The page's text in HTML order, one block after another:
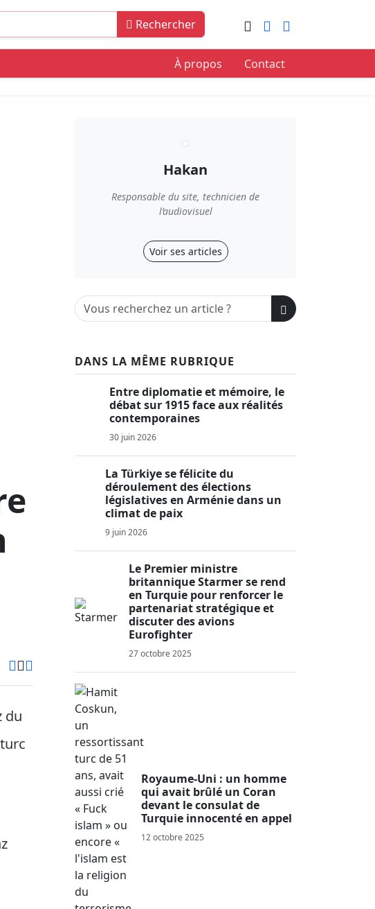
Rechercher
À propos Contact
du
Hakan
Responsable du site, technicien de
l’audiovisuel
Voir ses articles
DANS LA MÊME RUBRIQUE
Entre diplomatie et mémoire, le
débat sur 1915 face aux réalités
contemporaines
30 juin 2026
La Türkiye se félicite du
déroulement des élections
législatives en Arménie dans un
climat de paix
9 juin 2026
Le Premier ministre
britannique Starmer se rend
en Turquie pour renforcer le
partenariat stratégique et
discuter des avions
Eurofighter
27 octobre 2025
Royaume-Uni : un homme
qui avait brûlé un Coran
devant le consulat de
Turquie innocenté en appel
12 octobre 2025